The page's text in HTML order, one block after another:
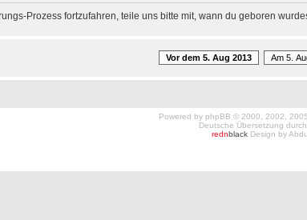
Prozess fortzufahren, teile uns bitte mit, wann du geboren
Vor dem 5. Aug 2013 Am 5.
Powered by phpBB © 2000, 2002,
Deutsche Übersetzung durch
rednblackDesign by